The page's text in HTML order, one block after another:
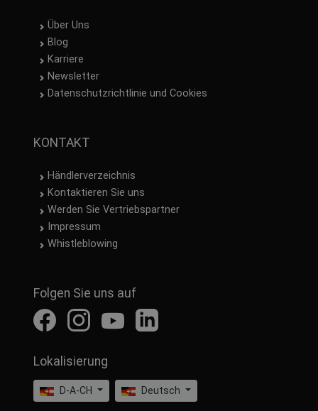
Über Uns
Blog
Karriere
Newsletter
Datenschutzrichtlinie und Cookies
KONTAKT
Händlerverzeichnis
Kontaktieren Sie uns
Werden Sie Vertriebspartner
Impressum
Whistleblowing
Folgen Sie uns auf
Lokalisierung
D-A-CH Deutsch